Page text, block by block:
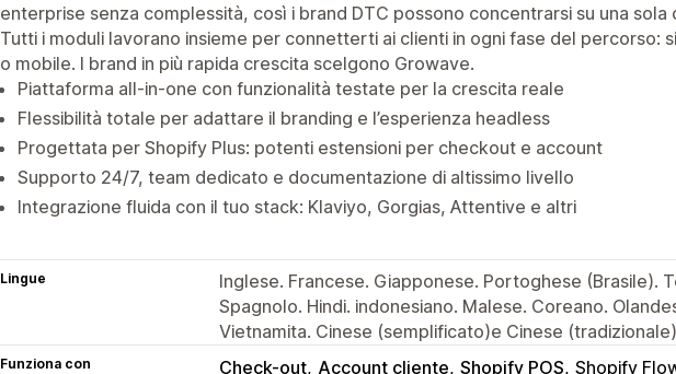
enterprise senza complessità, così i brand DTC possono concentrarsi su una sola
Tutti i moduli lavorano insieme per connetterti ai clienti in ogni fase del percorso:
o mobile. I brand in più rapida crescita scelgono Growave.
Piattaforma all-in-one con funzionalità testate per la crescita reale
Flessibilità totale per adattare il branding e l’esperienza headless
Progettata per Shopify Plus: potenti estensioni per checkout e account
Supporto 24/7, team dedicato e documentazione di altissimo livello
Integrazione fluida con il tuo stack: Klaviyo, Gorgias, Attentive e altri
Lingue
Inglese. Francese. Giapponese. Portoghese (Brasile).
Spagnolo. Hindi. indonesiano. Malese. Coreano.
Vietnamita. Cinese (semplificato)e Cinese (tradizionale)
Funziona con Check-out Account cliente Shopify POS Shopify